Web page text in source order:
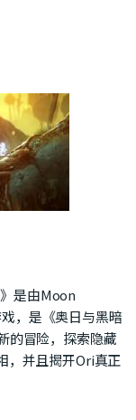
是由Moon
，是《奥日与黑暗
的冒险，探索隐藏
，并且揭开Ori真正